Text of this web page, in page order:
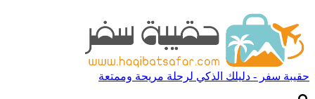
حقيبة سفر - دليلك الذكي لرحلة مريحة وممتعة